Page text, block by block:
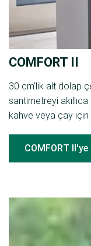
COMFORT II
30 cm'lik alt dolap
santimetreyi akıllıca
kahve veya çay için
COMFORT II'ye